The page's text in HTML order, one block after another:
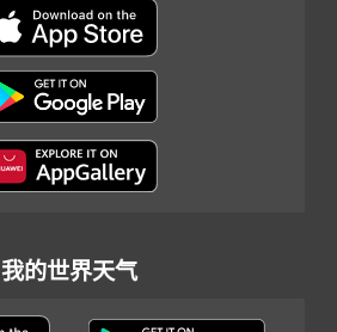
我的世界天气